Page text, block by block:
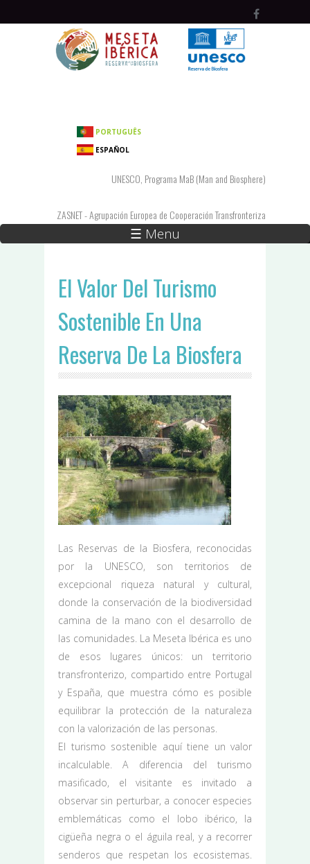
PORTUGUÊS
ESPAÑOL
UNESCO, Programa MaB (Man and Biosphere)
ZASNET - Agrupación Europea de Cooperación Transfronteriza
☰ Menu
El Valor Del Turismo
Sostenible En Una
Reserva De La Biosfera
Las Reservas de la Biosfera, reconocidas
por la UNESCO, son territorios de
excepcional riqueza natural y cultural,
donde la conservación de la biodiversidad
camina de la mano con el desarrollo de
las comunidades. La Meseta Ibérica es uno
de esos lugares únicos: un territorio
transfronterizo, compartido entre Portugal
y España, que muestra cómo es posible
equilibrar la protección de la naturaleza
con la valorización de las personas.
El turismo sostenible aquí tiene un valor
incalculable. A diferencia del turismo
masificado, el visitante es invitado a
observar sin perturbar, a conocer especies
emblemáticas como el lobo ibérico, la
cigüeña negra o el águila real, y a recorrer
senderos que respetan los ecosistemas.